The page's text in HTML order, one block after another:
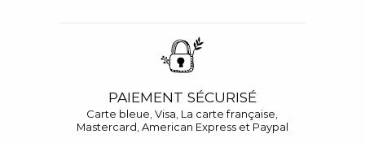
PAIEMENT SÉCURISÉ
Carte bleue, Visa, La carte française,
Mastercard, American Express et Paypal